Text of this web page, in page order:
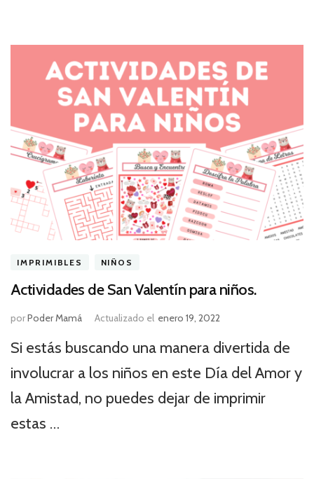
IMPRIMIBLES NIÑOS
Actividades de San Valentín para niños.
porPoder Mamá Actualizado el enero 19, 2022
Si estás buscando una manera divertida de
involucrar a los niños en este Día del Amor y
la Amistad, no puedes dejar de imprimir
estas …